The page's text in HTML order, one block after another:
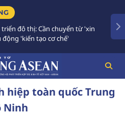
đô thị: Cần chuyển từ 'xin
động 'kiến tạo cơ chế'
hiệp toàn quốc Trung
Ninh